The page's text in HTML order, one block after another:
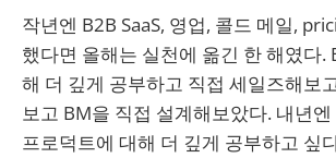
작년엔 B2B SaaS, 영업, 콜드 메일,
했다면 올해는 실천에 옮긴 한 해였다.
해 더 깊게 공부하고 직접 세일즈해보
보고 BM을 직접 설계해보았다. 내년
프로덕트에 대해 더 깊게 공부하고 싶